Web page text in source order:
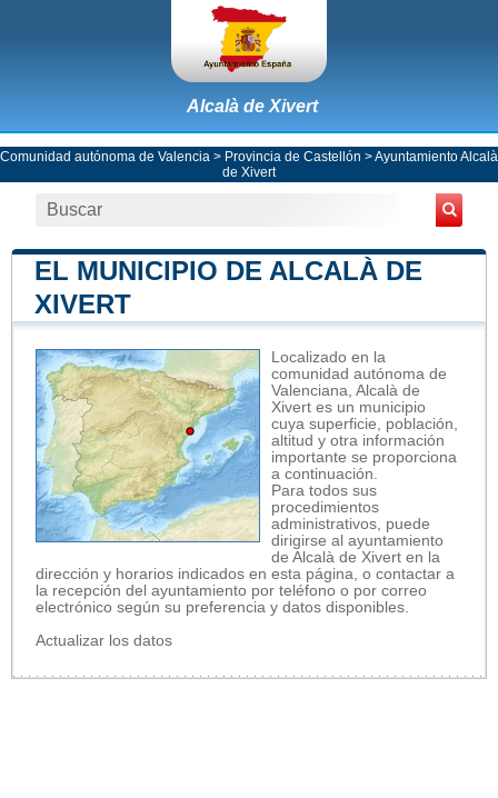
Alcalà de Xivert
Comunidad autónoma de Valencia > Provincia de Castellón >Ayuntamiento Alcalà
de Xivert
EL MUNICIPIO DE ALCALÀ DE
XIVERT
Localizado en la
comunidad autónoma de
Valenciana, Alcalà de
Xivert es un municipio
cuya superficie, población,
altitud y otra información
importante se proporciona
a continuación.
Para todos sus
procedimientos
administrativos, puede
dirigirse al ayuntamiento
de Alcalà de Xivert en la
dirección y horarios indicados en esta página, o contactar a
la recepción del ayuntamiento por teléfono o por correo
electrónico según su preferencia y datos disponibles.
Actualizar los datos